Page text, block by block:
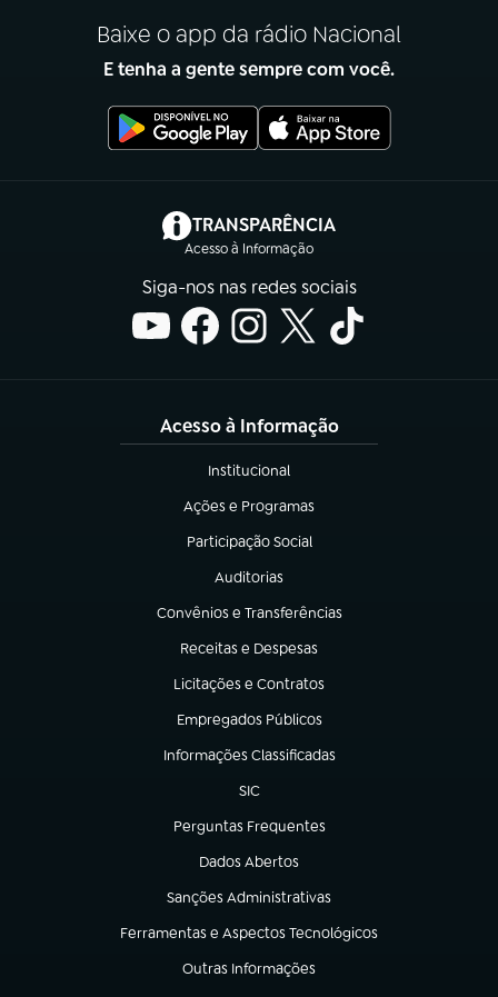
Baixe o app da rádio Nacional
E tenha a gente sempre com você.
TRANSPARÊNCIA
Acesso à Informação
(abre em nova aba)
Siga-nos nas redes sociais
Acesso à Informação
Institucional
(abre em nova aba)
Ações e Programas
(abre em nova aba)
Participação Social
(abre em nova aba)
Auditorias
(abre em nova aba)
Convênios e Transferências
(abre em nova aba)
Receitas e Despesas
(abre em nova aba)
Licitações e Contratos
(abre em nova aba)
Empregados Públicos
(abre em nova aba)
Informações Classificadas
(abre em nova aba)
SIC
(abre em nova aba)
Perguntas Frequentes
(abre em nova aba)
Dados Abertos
(abre em nova aba)
Sanções Administrativas
(abre em nova aba)
Ferramentas e Aspectos Tecnológicos
(abre em nova aba)
Outras Informações
(abre em nova aba)